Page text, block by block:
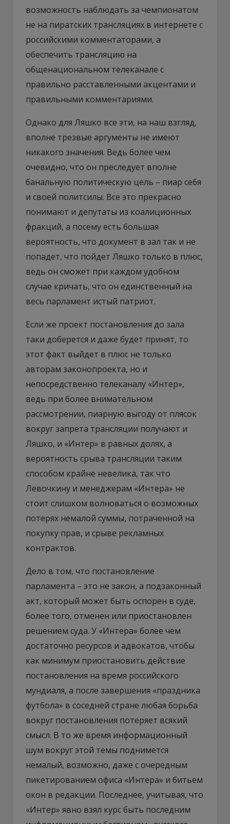
возможность наблюдать за чемпионатом
не на пиратских трансляциях в интернете с
российскими комментаторами, а
обеспечить трансляцию на
общенациональном телеканале с
правильно расставленными акцентами и
правильными комментариями.
Однако для Ляшко все эти, на наш взгляд,
вполне трезвые аргументы не имеют
никакого значения. Ведь более чем
очевидно, что он преследует вполне
банальную политическую цель – пиар себя
и своей политсилы. Все это прекрасно
понимают и депутаты из коалиционных
фракций, а посему есть большая
вероятность, что документ в зал так и не
попадет, что пойдет Ляшко только в плюс,
ведь он сможет при каждом удобном
случае кричать, что он единственный на
весь парламент истый патриот.
Если же проект постановления до зала
таки доберется и даже будет принят, то
этот факт выйдет в плюс не только
авторам законопроекта, но и
непосредственно телеканалу «Интер»,
ведь при более внимательном
рассмотрении, пиарную выгоду от плясок
вокруг запрета трансляции получают и
Ляшко, и «Интер» в равных долях, а
вероятность срыва трансляции таким
способом крайне невелика, так что
Левочкину и менеджерам «Интера» не
стоит слишком волноваться о возможных
потерях немалой суммы, потраченной на
покупку прав, и срыве рекламных
контрактов.
Дело в том, что постановление
парламента – это не закон, а подзаконный
акт, который может быть оспорен в суде,
более того, отменен или приостановлен
решением суда. У «Интера» более чем
достаточно ресурсов и адвокатов, чтобы
как минимум приостановить действие
постановления на время российского
мундиаля, а после завершения «праздника
футбола» в соседней стране любая борьба
вокруг постановления потеряет всякий
смысл. В то же время информационный
шум вокруг этой темы поднимется
немалый, возможно, даже с очередным
пикетированием офиса «Интера» и битьем
окон в редакции. Последнее, учитывая, что
«Интер» явно взял курс быть последним